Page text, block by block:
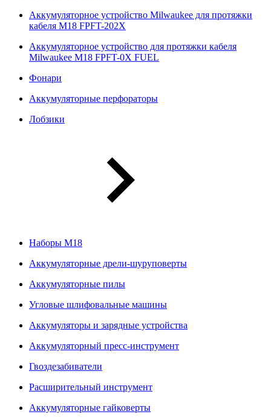
Аккумуляторное устройство Milwaukee для протяжки
кабеля M18 FPFT-202X
Аккумуляторное устройство для протяжки кабеля
Milwaukee M18 FPFT-0X FUEL
Фонари
Аккумуляторные перфораторы
Лобзики
Наборы М18
Аккумуляторные дрели-шуруповерты
Аккумуляторные пилы
Угловые шлифовальные машины
Аккумуляторы и зарядные устройства
Аккумуляторный пресс-инструмент
Гвоздезабиватели
Расширительный инструмент
Аккумуляторные гайковерты